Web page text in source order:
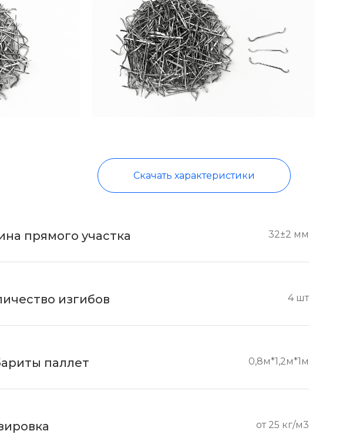
Скачать характеристики
прямого участка 32±2 мм
изгибов 4 шт
паллет 0,8м*1,2м*1м
от 25 кг/м3